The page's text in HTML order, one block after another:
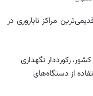
مراکز ناباروری در
رکورددار نگهداری
از دستگاه‌های